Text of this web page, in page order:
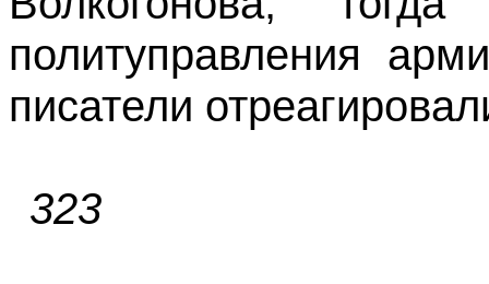
политуправления
писатели
323